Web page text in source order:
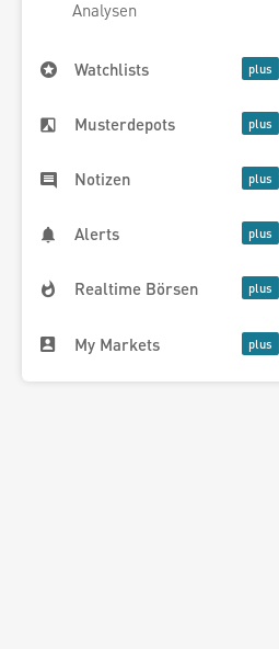
Analysen
Watchlists
Musterdepots
Notizen
Alerts
Realtime Börsen
My Markets